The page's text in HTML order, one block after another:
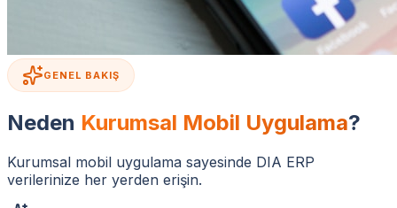
GENEL BAKIŞ
Neden Kurumsal Mobil Uygulama?
Kurumsal mobil uygulama sayesinde DIA ERP
verilerinize her yerden erişin.